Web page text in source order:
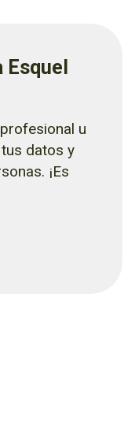
u
datos y
¡Es